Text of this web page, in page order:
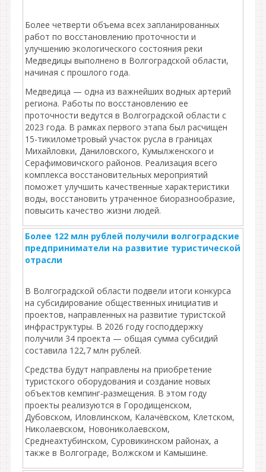
Более четверти объема всех запланированных
работ по восстановлению проточности и
улучшению экологического состояния реки
Медведицы выполнено в Волгоградской области,
начиная с прошлого года.
Медведица — одна из важнейших водных артерий
региона. Работы по восстановлению ее
проточности ведутся в Волгоградской области с
2023 года. В рамках первого этапа был расчищен
15-тикилометровый участок русла в границах
Михайловки, Даниловского, Кумылженского и
Серафимовичского районов. Реализация всего
комплекса восстановительных мероприятий
поможет улучшить качественные характеристики
воды, восстановить утраченное биоразнообразие,
повысить качество жизни людей.
Более 122 млн рублей получили волгоградские
предприниматели на развитие туристической
отрасли
В Волгоградской области подвели итоги конкурса
на субсидирование общественных инициатив и
проектов, направленных на развитие туристской
инфраструктуры. В 2026 году господдержку
получили 34 проекта — общая сумма субсидий
составила 122,7 млн рублей.
Средства будут направлены на приобретение
туристского оборудования и создание новых
объектов кемпинг‑размещения. В этом году
проекты реализуются в Городищенском,
Дубовском, Иловлинском, Калачёвском, Клетском,
Николаевском, Новониколаевском,
Среднеахтубинском, Суровикинском районах, а
также в Волгограде, Волжском и Камышине.